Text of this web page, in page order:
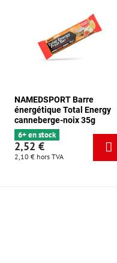
NAMEDSPORT Barre
énergétique Total Energy
canneberge-noix 35g
6+ en stock
2,52 €
2,10 € hors TVA